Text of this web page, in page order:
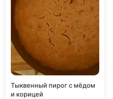
Тыквенный пирог с мёдом
и корицей